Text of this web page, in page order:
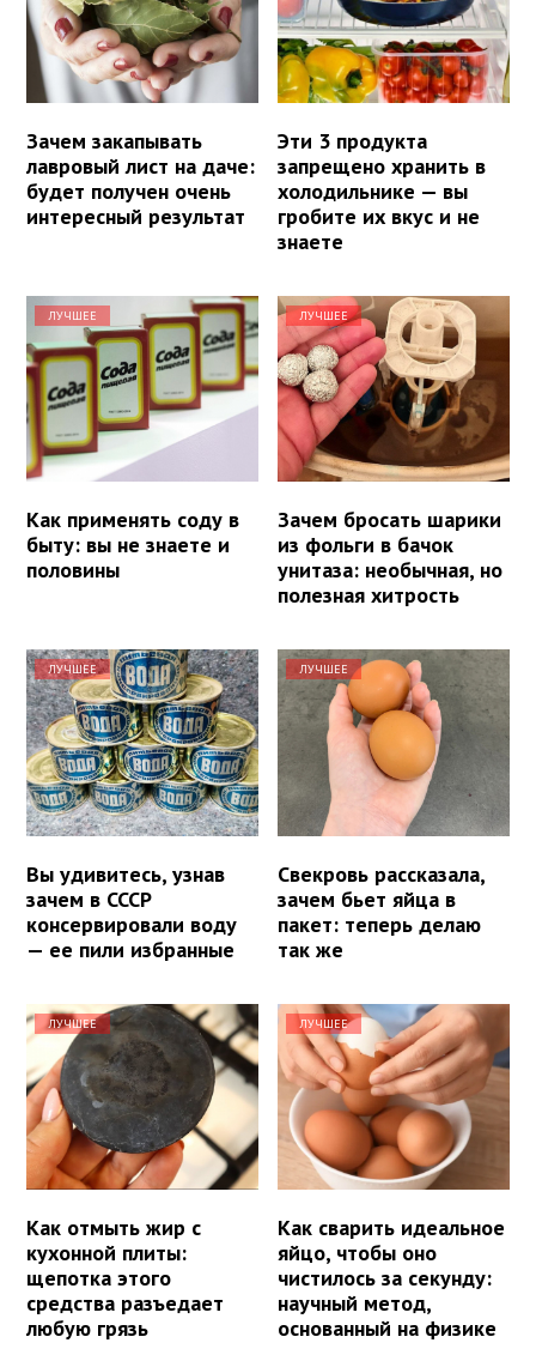
Зачем закапывать
лавровый лист на даче:
будет получен очень
интересный результат
Эти 3 продукта
запрещено хранить в
холодильнике — вы
гробите их вкус и не
знаете
ЛУЧШЕЕ
Как применять соду в
быту: вы не знаете и
половины
ЛУЧШЕЕ
Зачем бросать шарики
из фольги в бачок
унитаза: необычная, но
полезная хитрость
ЛУЧШЕЕ
Вы удивитесь, узнав
зачем в СССР
консервировали воду
— ее пили избранные
ЛУЧШЕЕ
Свекровь рассказала,
зачем бьет яйца в
пакет: теперь делаю
так же
ЛУЧШЕЕ
Как отмыть жир с
кухонной плиты:
щепотка этого
средства разъедает
любую грязь
ЛУЧШЕЕ
Как сварить идеальное
яйцо, чтобы оно
чистилось за секунду:
научный метод,
основанный на физике